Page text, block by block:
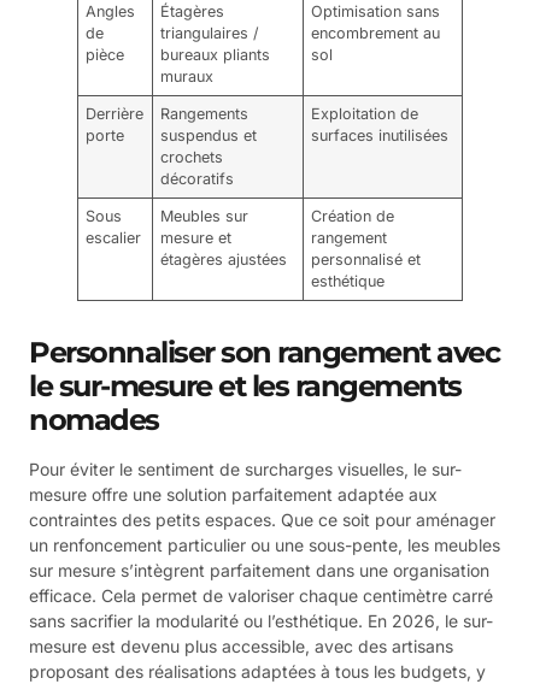
Angles
de
pièce
Étagères
triangulaires /
bureaux pliants
muraux
Optimisation sans
encombrement au
sol
Derrière
porte
Rangements
suspendus et
crochets
décoratifs
Exploitation de
surfaces inutilisées
Sous
escalier
Meubles sur
mesure et
étagères ajustées
Création de
rangement
personnalisé et
esthétique
Personnaliser son rangement avec
le sur-mesure et les rangements
nomades
Pour éviter le sentiment de surcharges visuelles, le sur-
mesure offre une solution parfaitement adaptée aux
contraintes des petits espaces. Que ce soit pour aménager
un renfoncement particulier ou une sous-pente, les meubles
sur mesure s’intègrent parfaitement dans une organisation
efficace. Cela permet de valoriser chaque centimètre carré
sans sacrifier la modularité ou l’esthétique. En 2026, le sur-
mesure est devenu plus accessible, avec des artisans
proposant des réalisations adaptées à tous les budgets, y